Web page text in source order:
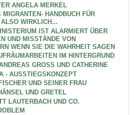
ANGELA MERKEL
HANDBUCH FÜR
WIRKLICH...
IST ALARMIERT ÜBER
UND MISSTÄNDE VON
WENN SIE DIE WAHRHEIT SAGEN
IM HINTERGRUND
GROSS UND CATHERINE
- AUSSTIEGSKONZEPT
UND SEINER FRAU
UND GRETEL
LAUTERBACH UND CO.